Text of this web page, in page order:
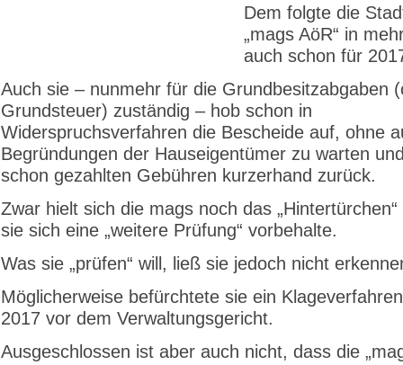
Dem folgte die
„mags AöR“ in
auch schon für
Auch sie – nunmehr für die Grundbesitzabgaben
Grundsteuer) zuständig – hob schon in
Widerspruchsverfahren die Bescheide auf, ohne
Begründungen der Hauseigentümer zu warten
schon gezahlten Gebühren kurzerhand zurück.
Zwar hielt sich die mags noch das
sie sich eine „weitere Prüfung“ vorbehalte.
Was sie „prüfen“ will, ließ sie jedoch nicht
Möglicherweise befürchtete sie ein
2017 vor dem Verwaltungsgericht.
Ausgeschlossen ist aber auch nicht, dass die